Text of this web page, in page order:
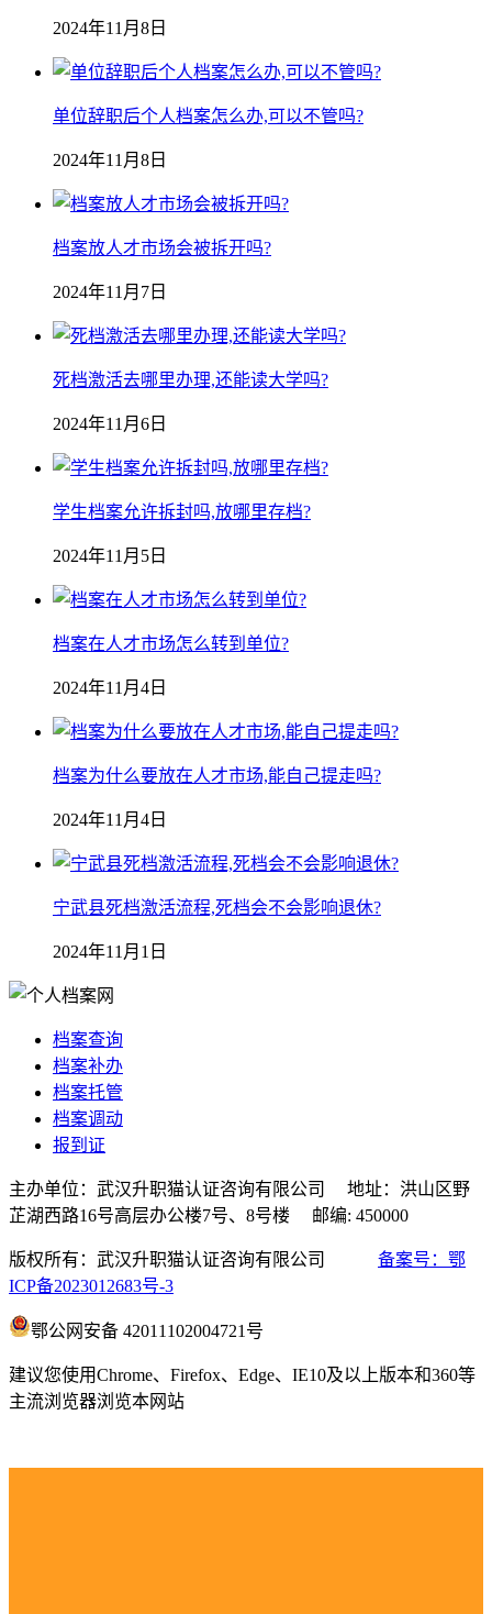
2024年11月8日
单位辞职后个人档案怎么办,可以不管吗?
2024年11月8日
档案放人才市场会被拆开吗?
2024年11月7日
死档激活去哪里办理,还能读大学吗?
2024年11月6日
学生档案允许拆封吗,放哪里存档?
2024年11月5日
档案在人才市场怎么转到单位?
2024年11月4日
档案为什么要放在人才市场,能自己提走吗?
2024年11月4日
宁武县死档激活流程,死档会不会影响退休?
2024年11月1日
档案查询
档案补办
档案托管
档案调动
报到证
主办单位：武汉升职猫认证咨询有限公司 地址：洪山区野
芷湖西路16号高层办公楼7号、8号楼 邮编: 450000
版权所有：武汉升职猫认证咨询有限公司 备案号：鄂
ICP备2023012683号-3
鄂公网安备 42011102004721号
建议您使用Chrome、Firefox、Edge、IE10及以上版本和360等
主流浏览器浏览本网站